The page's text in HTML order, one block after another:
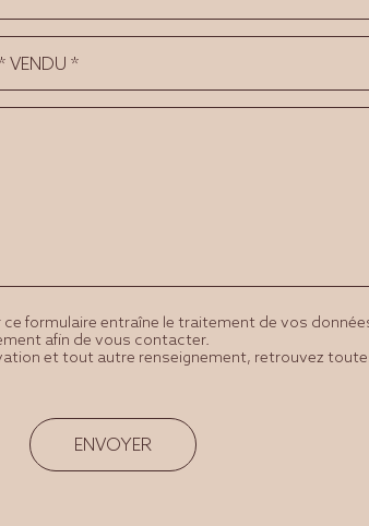
formulaire entraîne le traitement de vos
afin de vous contacter.
et tout autre renseignement, retrouvez
ENVOYER